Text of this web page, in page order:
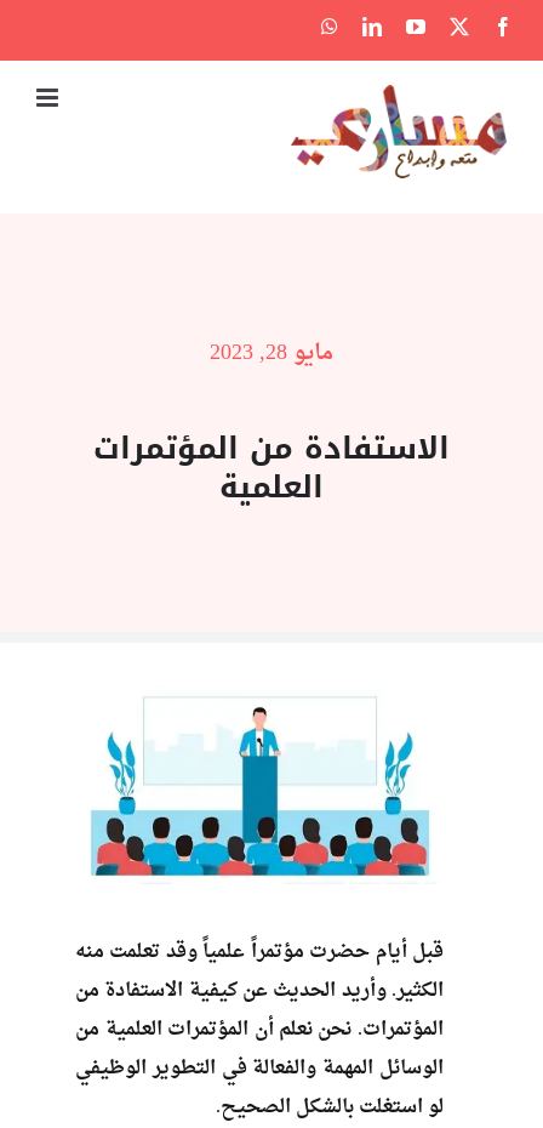
to
content
Facebook
X
YouTube
LinkedIn
WhatsApp
مايو 28, 2023
الاستفادة من المؤتمرات
العلمية
قبل أيام حضرت مؤتمراً علمياً وقد تعلمت منه
الكثير. وأريد الحديث عن كيفية الاستفادة من
المؤتمرات. نحن نعلم أن المؤتمرات العلمية من
الوسائل المهمة والفعالة في التطوير الوظيفي
لو استغلت بالشكل الصحيح.